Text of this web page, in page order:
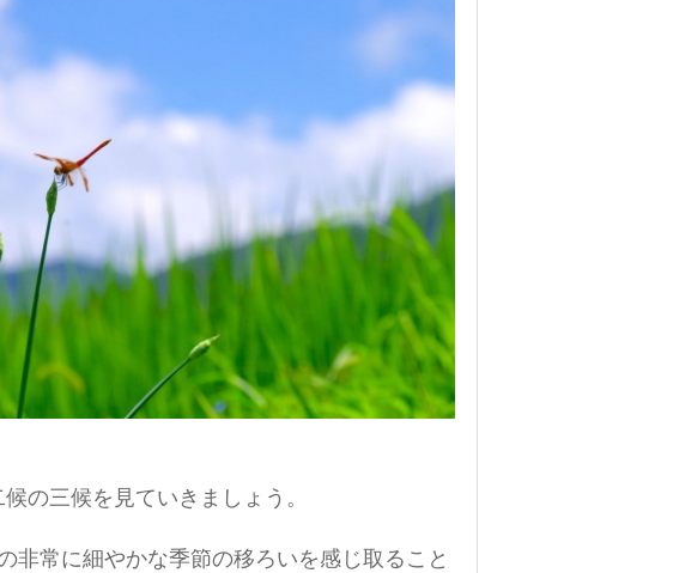
の三候を見ていきましょう。
非常に細やかな季節の移ろいを感じ取ること